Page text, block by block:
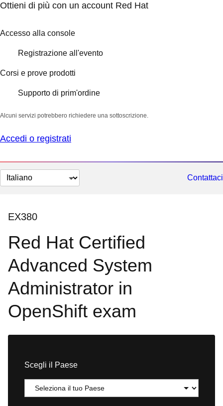
Ottieni di più con un account Red Hat
Accesso alla console
Registrazione all'evento
Corsi e prove prodotti
Supporto di prim'ordine
Alcuni servizi potrebbero richiedere una sottoscrizione.
Accedi o registrati
Cambia
lingua
Contattaci
EX380
Red Hat Certified
Advanced System
Administrator in
OpenShift exam
Scegli il Paese